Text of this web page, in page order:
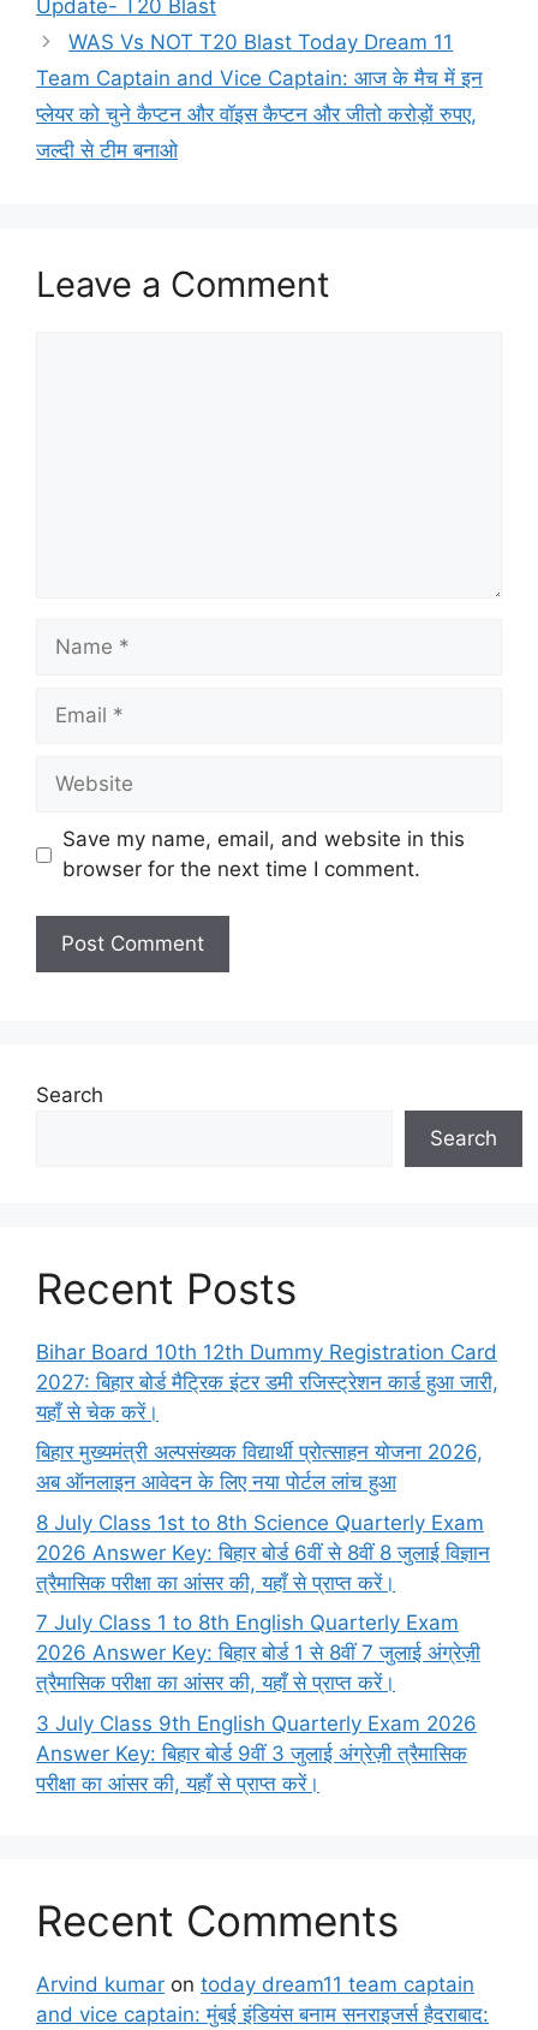
Update- T20 Blast
WAS Vs NOT T20 Blast Today Dream 11
Team Captain and Vice Captain: आज के मैच में इन
प्लेयर को चुने कैप्टन और वॉइस कैप्टन और जीतो करोड़ों रुपए,
जल्दी से टीम बनाओ
Leave a Comment
Name
Email
Website
Save my name, email, and website in this
browser for the next time I comment.
Search
Search
Recent Posts
Bihar Board 10th 12th Dummy Registration Card
2027: बिहार बोर्ड मैट्रिक इंटर डमी रजिस्ट्रेशन कार्ड हुआ जारी,
यहाँ से चेक करें।
बिहार मुख्यमंत्री अल्पसंख्यक विद्यार्थी प्रोत्साहन योजना 2026,
अब ऑनलाइन आवेदन के लिए नया पोर्टल लांच हुआ
8 July Class 1st to 8th Science Quarterly Exam
2026 Answer Key: बिहार बोर्ड 6वीं से 8वीं 8 जुलाई विज्ञान
त्रैमासिक परीक्षा का आंसर की, यहाँ से प्राप्त करें।
7 July Class 1 to 8th English Quarterly Exam
2026 Answer Key: बिहार बोर्ड 1 से 8वीं 7 जुलाई अंग्रेज़ी
त्रैमासिक परीक्षा का आंसर की, यहाँ से प्राप्त करें।
3 July Class 9th English Quarterly Exam 2026
Answer Key: बिहार बोर्ड 9वीं 3 जुलाई अंग्रेज़ी त्रैमासिक
परीक्षा का आंसर की, यहाँ से प्राप्त करें।
Recent Comments
Arvind kumar on today dream11 team captain
and vice captain: मुंबई इंडियंस बनाम सनराइजर्स हैदराबाद: